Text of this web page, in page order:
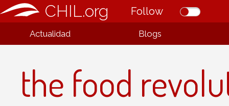
CHIL.org Follow
Actualidad Blogs
the food